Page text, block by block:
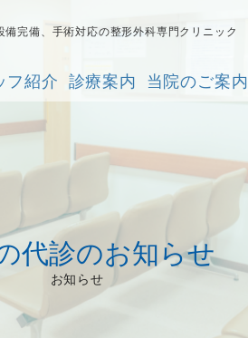
完備、手術対応の整形外科専門クリニック
フ紹介 診療案内 当院のご案内
代診のお知らせ
お知らせ